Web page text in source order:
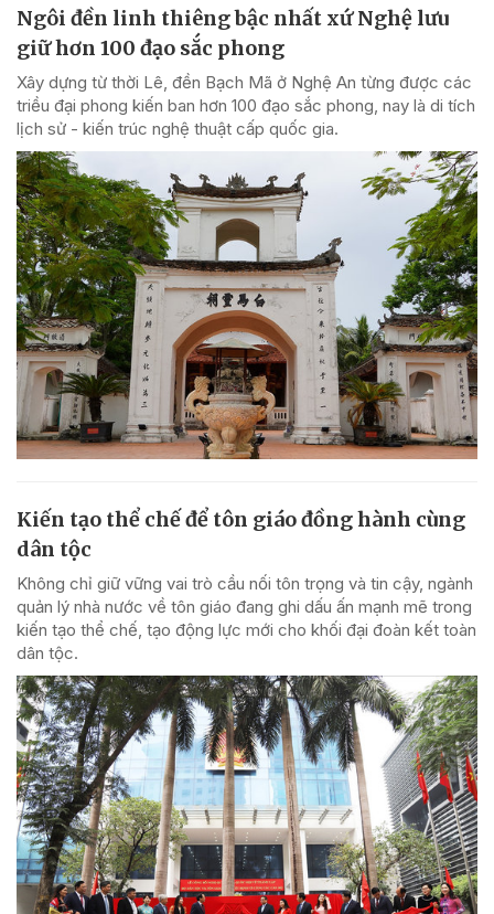
Ngôi đền linh thiêng bậc nhất xứ Nghệ lưu
giữ hơn 100 đạo sắc phong
Xây dựng từ thời Lê, đền Bạch Mã ở Nghệ An từng được các
triều đại phong kiến ban hơn 100 đạo sắc phong, nay là di tích
lịch sử - kiến trúc nghệ thuật cấp quốc gia.
Kiến tạo thể chế để tôn giáo đồng hành cùng
dân tộc
Không chỉ giữ vững vai trò cầu nối tôn trọng và tin cậy, ngành
quản lý nhà nước về tôn giáo đang ghi dấu ấn mạnh mẽ trong
kiến tạo thể chế, tạo động lực mới cho khối đại đoàn kết toàn
dân tộc.